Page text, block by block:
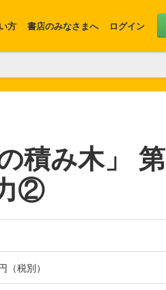
方 書店のみなさまへ ログイン
積み木」 第
②
（税別）